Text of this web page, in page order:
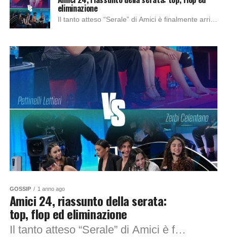
eliminazione
GOSSIP 1 anno ago
Amici 24, riassunto della serata:
top, flop ed eliminazione
Il tanto atteso “Serale” di Amici è finalmente arrivato. Gli allievi della scuola più conosciuta d’Italia hanno fatto dei progressi durante i mesi scorsi sino ad arrivare a questo traguardo...